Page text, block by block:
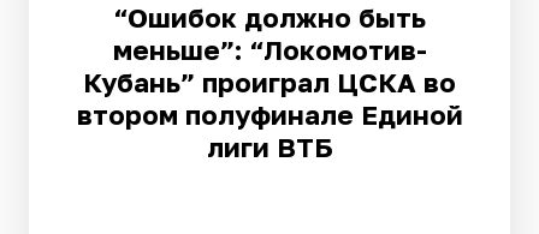
“Ошибок должно быть
меньше”: “Локомотив-
Кубань” проиграл ЦСКА во
втором полуфинале Единой
лиги ВТБ